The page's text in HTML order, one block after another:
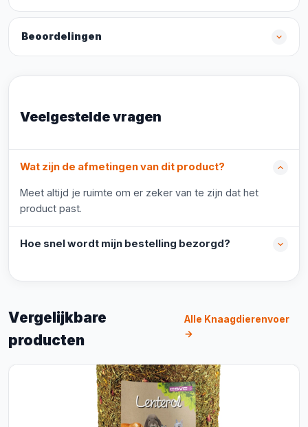
Beoordelingen
Veelgestelde vragen
Wat zijn de afmetingen van dit product?
Meet altijd je ruimte om er zeker van te zijn dat het
product past.
Hoe snel wordt mijn bestelling bezorgd?
Vergelijkbare
producten
Alle Knaagdierenvoer
→